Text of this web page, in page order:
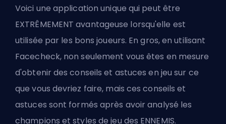
Voici une application unique qui peut être
EXTRÊMEMENT avantageuse lorsqu'elle est
utilisée par les bons joueurs. En gros, en utilisant
Facecheck, non seulement vous êtes en mesure
d'obtenir des conseils et astuces en jeu sur ce
que vous devriez faire, mais ces conseils et
astuces sont formés après avoir analysé les
champions et styles de jeu des ENNEMIS.